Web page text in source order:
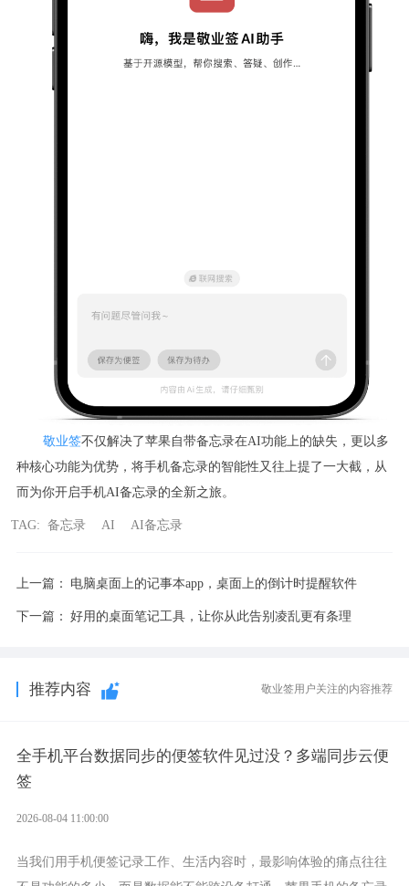
敬业签不仅解决了苹果自带备忘录在AI功能上的缺失，更以多
种核心功能为优势，将手机备忘录的智能性又往上提了一大截，从
而为你开启手机AI备忘录的全新之旅。
TAG: 备忘录 AI AI备忘录
上一篇： 电脑桌面上的记事本app，桌面上的倒计时提醒软件
下一篇： 好用的桌面笔记工具，让你从此告别凌乱更有条理
推荐内容 敬业签用户关注的内容推荐
全手机平台数据同步的便签软件见过没？多端同步云便
签
2026-08-04 11:00:00
当我们用手机便签记录工作、生活内容时，最影响体验的痛点往往